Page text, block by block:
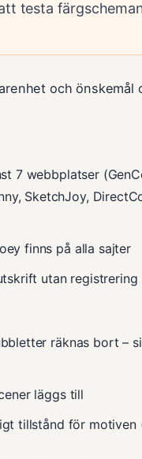
testa
och önskemål
7 webbplatser
SketchJoy,
finns på alla sajter
utan registrering
räknas bort –
läggs till
tillstånd för motiven